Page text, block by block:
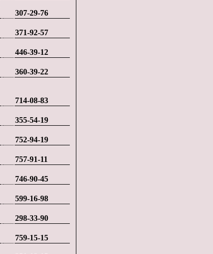
307-29-76
371-92-57
446-39-12
360-39-22
714-08-83
355-54-19
752-94-19
757-91-11
746-90-45
599-16-98
298-33-90
759-15-15